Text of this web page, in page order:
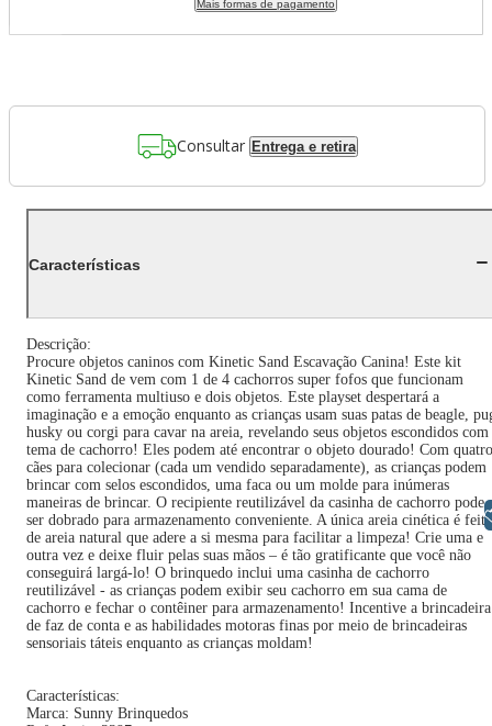
Mais formas de pagamento
Consultar Entrega e retira
Características
Descrição:
Procure objetos caninos com Kinetic Sand Escavação Canina! Este kit
Kinetic Sand de vem com 1 de 4 cachorros super fofos que funcionam
como ferramenta multiuso e dois objetos. Este playset despertará a
imaginação e a emoção enquanto as crianças usam suas patas de beagle,
husky ou corgi para cavar na areia, revelando seus objetos escondidos com
tema de cachorro! Eles podem até encontrar o objeto dourado! Com quatro
cães para colecionar (cada um vendido separadamente), as crianças podem
brincar com selos escondidos, uma faca ou um molde para inúmeras
maneiras de brincar. O recipiente reutilizável da casinha de cachorro pode
ser dobrado para armazenamento conveniente. A única areia cinética é feita
de areia natural que adere a si mesma para facilitar a limpeza! Crie uma e
outra vez e deixe fluir pelas suas mãos – é tão gratificante que você não
conseguirá largá-lo! O brinquedo inclui uma casinha de cachorro
reutilizável - as crianças podem exibir seu cachorro em sua cama de
cachorro e fechar o contêiner para armazenamento! Incentive a brincadeira
de faz de conta e as habilidades motoras finas por meio de brincadeiras
sensoriais táteis enquanto as crianças moldam!
Características:
Marca: Sunny Brinquedos
Libras